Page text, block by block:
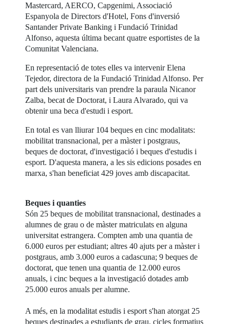
Mastercard, AERCO, Capgenimi, Associació
Espanyola de Directors d'Hotel, Fons d'inversió
Santander Private Banking i Fundació Trinidad
Alfonso, aquesta última becant quatre esportistes de la
Comunitat Valenciana.
En representació de totes elles va intervenir Elena
Tejedor, directora de la Fundació Trinidad Alfonso. Per
part dels universitaris van prendre la paraula Nicanor
Zalba, becat de Doctorat, i Laura Alvarado, qui va
obtenir una beca d'estudi i esport.
En total es van lliurar 104 beques en cinc modalitats:
mobilitat transnacional, per a màster i postgraus,
beques de doctorat, d'investigació i beques d'estudis i
esport. D'aquesta manera, a les sis edicions posades en
marxa, s'han beneficiat 429 joves amb discapacitat.
Beques i quanties
Són 25 beques de mobilitat transnacional, destinades a
alumnes de grau o de màster matriculats en alguna
universitat estrangera. Compten amb una quantia de
6.000 euros per estudiant; altres 40 ajuts per a màster i
postgraus, amb 3.000 euros a cadascuna; 9 beques de
doctorat, que tenen una quantia de 12.000 euros
anuals, i cinc beques a la investigació dotades amb
25.000 euros anuals per alumne.
A més, en la modalitat estudis i esport s'han atorgat 25
beques destinades a estudiants de grau, cicles formatius